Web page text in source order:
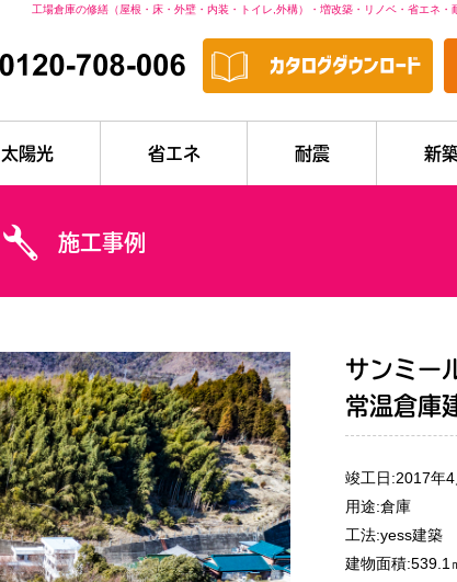
工場倉庫の修繕（屋根・床・外壁・内装・トイレ,外構）・増改築・リノベ・省エネ
太陽光 省エネ 耐震 新
施工事例
サンミー
常温倉庫
竣工日:2017年4
用途:倉庫
工法:yess建築
建物面積:539.1